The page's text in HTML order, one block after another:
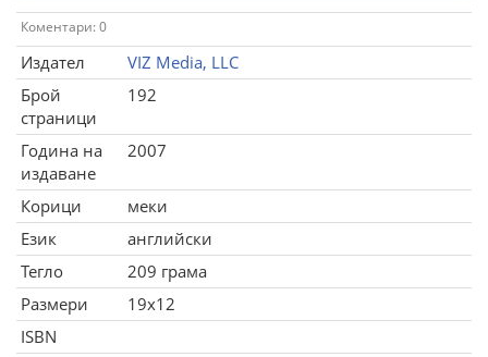
Коментари: 0
Издател
VIZ Media, LLC
Брой
страници
192
Година на
издаване
2007
Корици
меки
Език
английски
Тегло
209 грама
Размери
19x12
ISBN